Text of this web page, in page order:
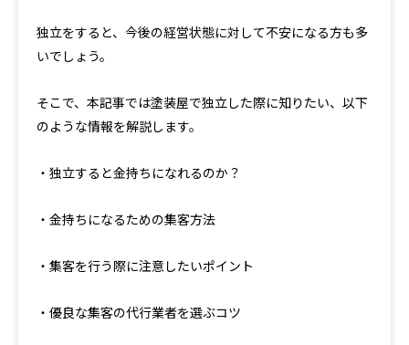
独立をすると、今後の経営状態に対して不安になる方も多
いでしょう。
そこで、本記事では塗装屋で独立した際に知りたい、以下
のような情報を解説します。
・独立すると金持ちになれるのか？
・金持ちになるための集客方法
・集客を行う際に注意したいポイント
・優良な集客の代行業者を選ぶコツ